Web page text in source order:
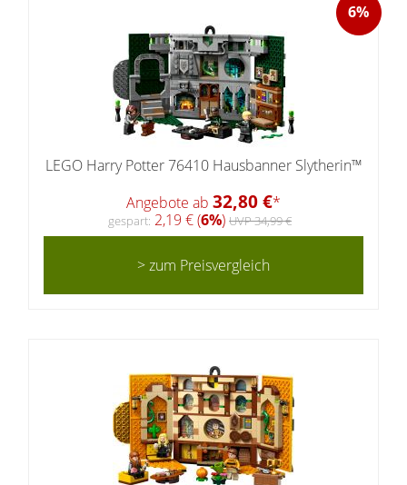
6%
LEGO Harry Potter 76410 Hausbanner Slytherin™
Angebote ab 32,80 €*
gespart: 2,19 € (6%) UVP 34,99 €
> zum Preisvergleich